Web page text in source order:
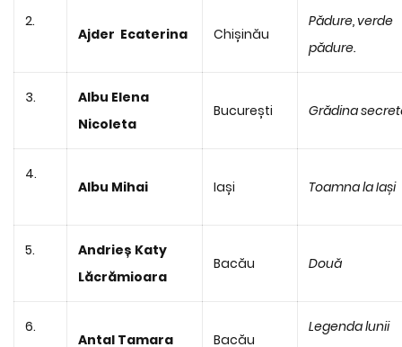
2.
Ajder Ecaterina Chișinău
Pădure, verde
pădure.
3.
Albu Elena
Nicoleta
București Grădina
4.
Albu Mihai Iași Toamna la Iași
5.
Andrieș Katy
Lăcrămioara
Bacău Două
6.
Antal Tamara Bacău
Legenda lunii